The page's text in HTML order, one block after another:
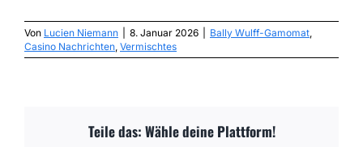
Von Lucien Niemann 8. Januar 2026 Bally Wulff-Gamomat
Casino Nachrichten Vermischtes
Teile das: Wähle deine Plattform!